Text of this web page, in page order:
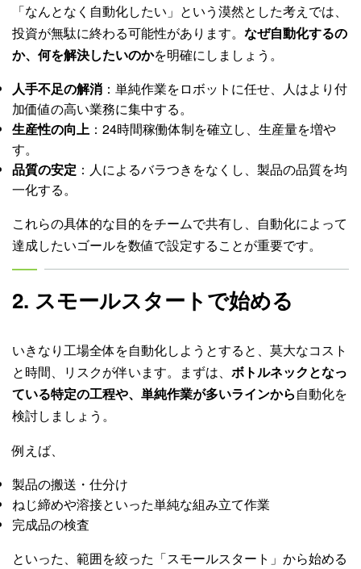
「なんとなく自動化したい」という漠然とした考えでは、
投資が無駄に終わる可能性があります。 なぜ自動化するの
か、何を解決したいのかを明確にしましょう。
人手不足の解消 ：単純作業をロボットに任せ、人はより付
加価値の高い業務に集中する。
生産性の向上 ：24時間稼働体制を確立し、生産量を増や
す。
品質の安定 ：人によるバラつきをなくし、製品の品質を均
一化する。
これらの具体的な目的をチームで共有し、自動化によって
達成したいゴールを数値で設定することが重要です。
2. スモールスタートで始める
いきなり工場全体を自動化しようとすると、莫大なコスト
と時間、リスクが伴います。まずは、 ボトルネックとなっ
ている特定の工程や、単純作業が多いラインから自動化を
検討しましょう。
例えば、
製品の搬送・仕分け
ねじ締めや溶接といった単純な組み立て作業
完成品の検査
といった、範囲を絞った「スモールスタート」から始める